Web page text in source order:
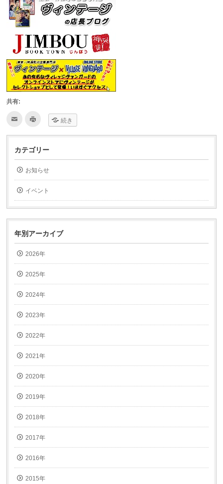
共有:
ク
て
友
達
へ
メ
ー
で
送
信
(新
い
ィ
ン
ド
ウ
で
開
ま
す)
ク
て
印
刷
(新
し
い
ィ
ン
ド
ウ
開
ま
す)
続き
カテゴリー
お知らせ
イベント
年別アーカイブ
2026年
2025年
2024年
2023年
2022年
2021年
2020年
2019年
2018年
2017年
2016年
2015年